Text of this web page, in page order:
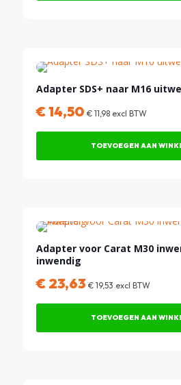
Adapter SDS+ naar M16
€14,50 € 11,98 excl BTW
TOEVOEGEN AAN
Adapter voor Carat M30
inwendig
€ 23,63 € 19,53 excl BTW
TOEVOEGEN AAN